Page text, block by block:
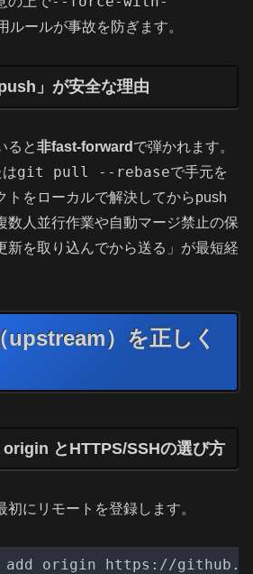
ルールが事故を防ぎます。
」が安全な理由
ると非fast-forward で弾かれます。
はgit pull --rebaseで手元を
トをローカルで解決してからpush
数人並行作業や自動マージ禁止の保
新を取り込んでから送る」が最短経
）を正しく
とHTTPS/SSHの選び方
にリモートを登録します。
add origin https://